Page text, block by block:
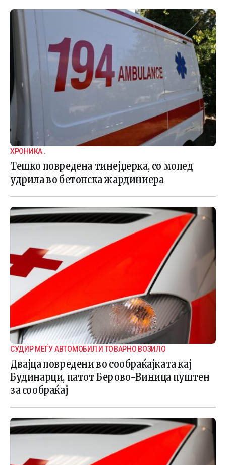
ХРОНИКА .
Тешко повредена тинејџерка, со мопед
удрила во бетонска жардиниера
СУДИР МЕЃУ АВТОМОБИЛ И ТОВАРНО ВОЗИЛО
Двајца повредени во сообраќајката кај
Будинарци, патот Берово-Виница пуштен
за сообраќај